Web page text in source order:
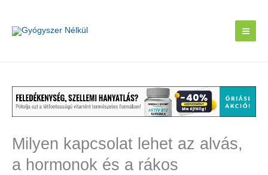
content
Milyen kapcsolat lehet az alvás,
a hormonok és a rákos